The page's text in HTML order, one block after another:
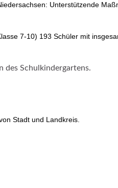
Unterstützende
7-10) 193 Schüler mit
des Schulkindergartens.
Stadt und Landkreis.